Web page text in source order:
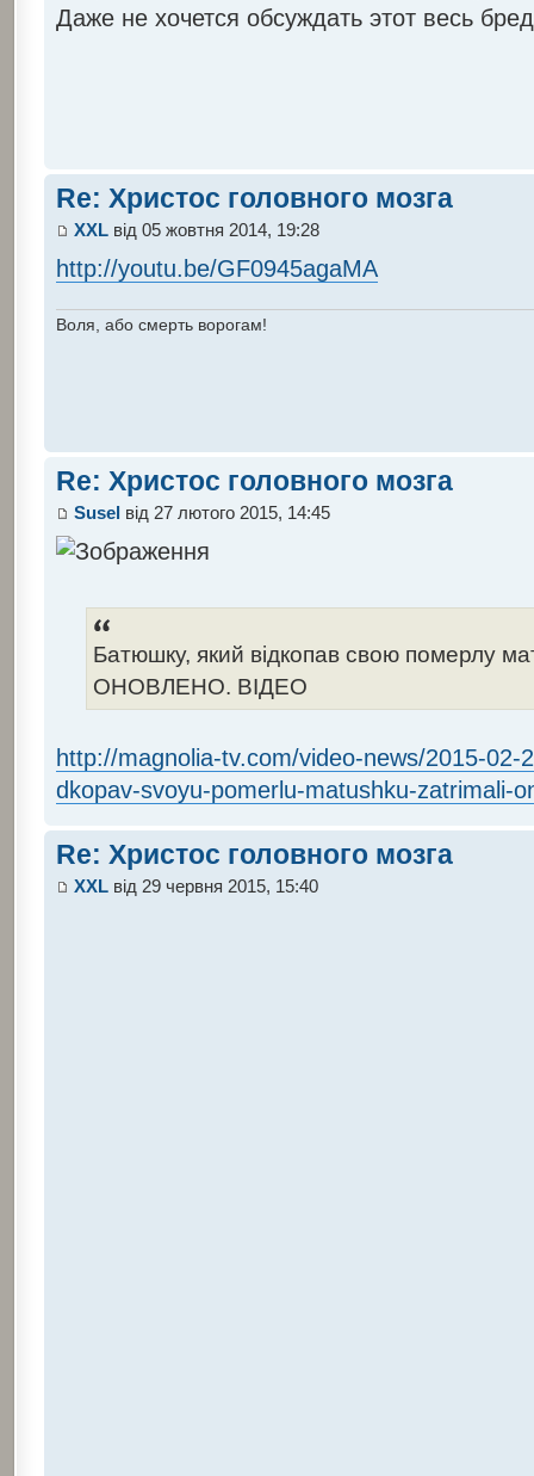
Даже не хочется обсуждать этот весь
Re: Христос головного мозга
XXLвід 05 жовтня 2014, 19:28
http://youtu.be/GF0945agaMA
Воля, або смерть ворогам!
Re: Христос головного мозга
Suselвід 27 лютого 2015, 14:45
Батюшку, який відкопав свою померлу
ОНОВЛЕНО. ВІДЕО
http://magnolia-tv.com/video-news/2015-02-
dkopav-svoyu-pomerlu-matushku-zatrimali-
Re: Христос головного мозга
XXLвід 29 червня 2015, 15:40